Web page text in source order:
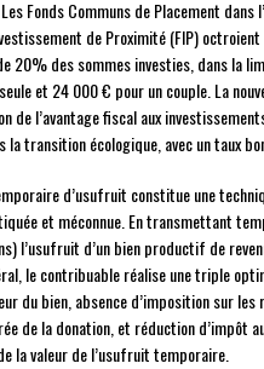
Fonds Communs de Placement dans
de Proximité (FIP)
20% des sommes investies, dans la
et 24 000 € pour un couple. La
de l’avantage fiscal aux
la transition écologique, avec un taux
d’usufruit constitue une
et méconnue. En transmettant
l’usufruit d’un bien productif de
le contribuable réalise une triple
du bien, absence d’imposition sur les
de la donation, et réduction d’impôt
la valeur de l’usufruit temporaire.